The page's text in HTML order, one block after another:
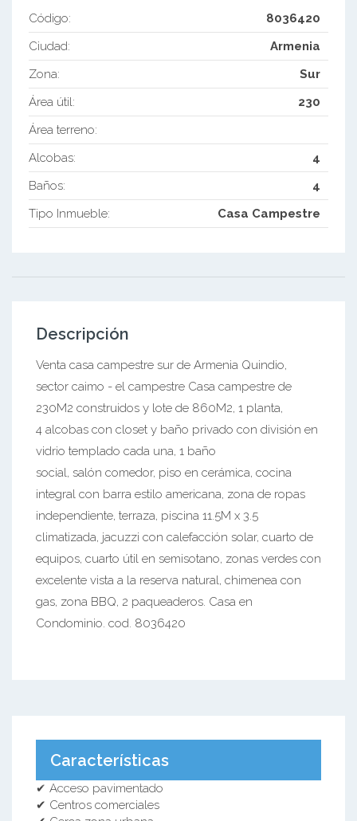
Código:
8036420
Ciudad:
Armenia
Zona:
Sur
Área útil:
230
Área terreno:
Alcobas:
4
Baños:
4
Tipo Inmueble:
Casa Campestre
Descripción
Venta casa campestre sur de Armenia Quindio,
sector caimo - el campestre Casa campestre de
230M2 construidos y lote de 860M2, 1 planta,
4 alcobas con closet y baño privado con división en
vidrio templado cada una, 1 baño
social, salón comedor, piso en cerámica, cocina
integral con barra estilo americana, zona de ropas
independiente, terraza, piscina 11.5M x 3.5
climatizada, jacuzzi con calefacción solar, cuarto de
equipos, cuarto útil en semisotano, zonas verdes con
excelente vista a la reserva natural, chimenea con
gas, zona BBQ, 2 paqueaderos. Casa en
Condominio. cod. 8036420
Características
✔ Acceso pavimentado
✔ Centros comerciales